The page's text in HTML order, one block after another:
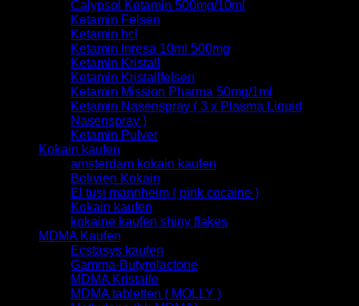
Calypsol Ketamin 500mg/10ml
Ketamin Felsen
Ketamin hcl
Ketamin Inresa 10ml 500mg
Ketamin Kristall
Ketamin Kristallfelsen
Ketamin Mission Pharma 50mg/1ml
Ketamin Nasenspray ( 3 x Plasma Liquid
Nasenspray )
Ketamin Pulver
Kokain kaufen
amsterdam kokain kaufen
Bolivien Kokain
El tusi mannheim ( pink cocaine )
Kokain kaufen
kokaine kaufen shiny flakes
MDMA Kaufen
Ecstasys kaufen
Gamma-Butyrolactone
MDMA Kristalle
MDMA tabletten ( MOLLY )